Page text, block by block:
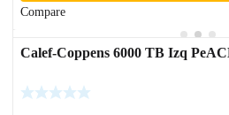
Compare
Calef-Coppens 6000 TB Izq